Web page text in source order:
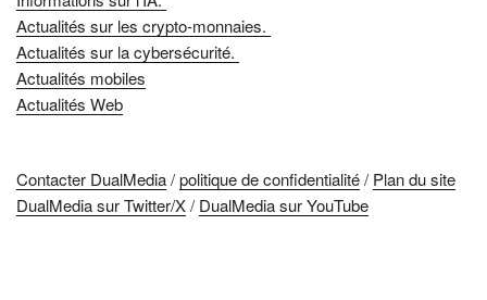
Actualités sur les crypto-monnaies.
Actualités sur la cybersécurité.
Actualités mobiles
Actualités Web
Contacter DualMedia/politique de confidentialité/ Plan du site
DualMedia sur Twitter/X/ DualMedia sur YouTube